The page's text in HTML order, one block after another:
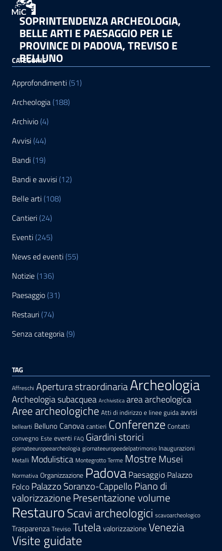
SOPRINTENDENZA ARCHEOLOGIA,
BELLE ARTI E PAESAGGIO PER LE
PROVINCE DI PADOVA, TREVISO E
BELLUNO
CATEGORIE
Approfondimenti (51)
Archeologia (188)
Archivio (4)
Avvisi (44)
Bandi (19)
Bandi e avvisi (12)
Belle arti (108)
Cantieri (24)
Eventi (245)
News ed eventi (55)
Notizie (136)
Paesaggio (31)
Restauri (74)
Senza categoria (9)
TAG
Affreschi Apertura straordinariaArcheologia
Archeologia subacquea Archivistica area archeologica
Aree archeologiche Atti di indirizzo e linee guida avvisi
bellearti Belluno Canova cantieri Conferenze Contatti
convegno Este eventi FAQ Giardini storici
giornateeuropeearcheologia giornateeuropeedelpatrimonio Inaugurazioni
Metalli Modulistica Montegrotto Terme Mostre Musei
Normativa Organizzazione PadovaPaesaggio Palazzo
Folco Palazzo Soranzo-Cappello Piano di
valorizzazionePresentazione volume
RestauroScavi archeologici scavoarcheologico
Trasparenza Treviso Tutelavalorizzazione Venezia
Visite guidate